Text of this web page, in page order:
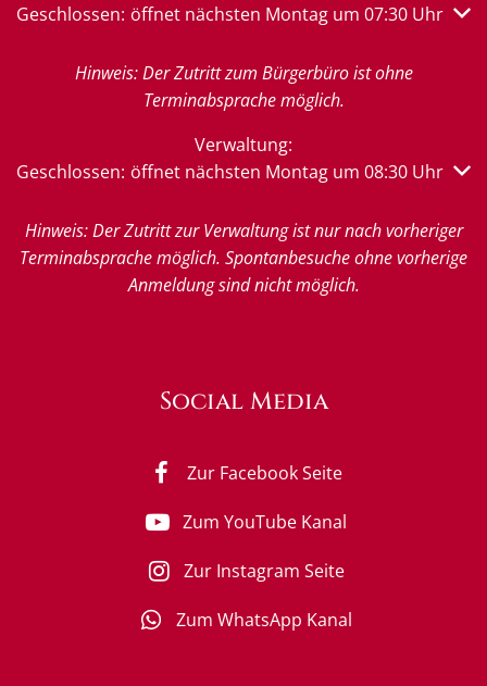
Klicken, um weitere Öffnungs- oder Schließzeiten
Geschlossen: öffnet nächsten Montag um 07:30 Uhr
Hinweis: Der Zutritt zum Bürgerbüro ist ohne
Terminabsprache möglich.
Verwaltung:
Klicken, um weitere Öffnungs- oder Schließzeiten
Geschlossen: öffnet nächsten Montag um 08:30 Uhr
Hinweis: Der Zutritt zur Verwaltung ist nur nach vorheriger
Terminabsprache möglich. Spontanbesuche ohne vorherige
Anmeldung sind nicht möglich.
Social Media
Zur Facebook Seite
Zum YouTube Kanal
Zur Instagram Seite
Zum WhatsApp Kanal